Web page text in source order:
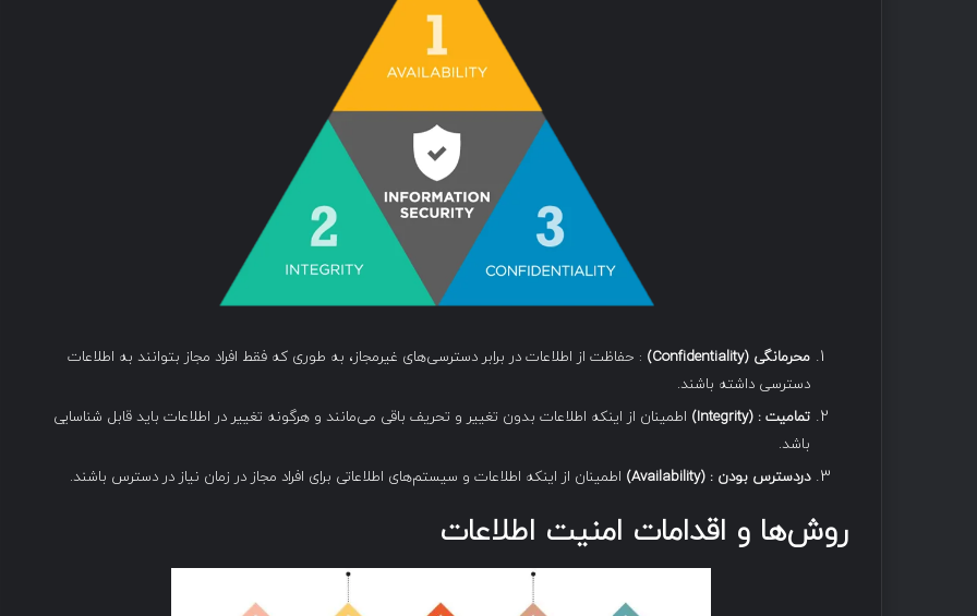
محرمانگی (Confidentiality)
: حفاظت از اطلاعات در برابر دسترسی‌های غیرمجاز، به طوری که فقط افراد مجاز بتوانند به اطلاعات
دسترسی داشته باشند.
تمامیت : (Integrity)
اطمینان از اینکه اطلاعات بدون تغییر و تحریف باقی می‌مانند و هرگونه تغییر در اطلاعات باید قابل شناسایی
باشد.
دردسترس بودن : (Availability) اطمینان از اینکه اطلاعات و سیستم‌های اطلاعاتی برای افراد مجاز در زمان نیاز در دسترس باشند.
روش‌ها و اقدامات امنیت اطلاعات